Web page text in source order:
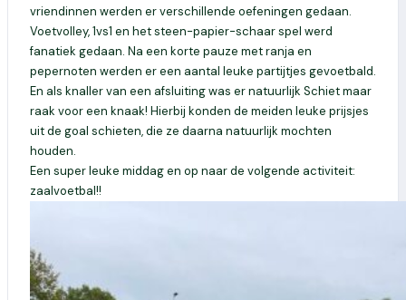
vriendinnen werden er verschillende oefeningen gedaan.
Voetvolley, 1vs1 en het steen-papier-schaar spel werd
fanatiek gedaan. Na een korte pauze met ranja en
pepernoten werden er een aantal leuke partijtjes gevoetbald.
En als knaller van een afsluiting was er natuurlijk Schiet maar
raak voor een knaak! Hierbij konden de meiden leuke prijsjes
uit de goal schieten, die ze daarna natuurlijk mochten
houden.
Een super leuke middag en op naar de volgende activiteit:
zaalvoetbal!!